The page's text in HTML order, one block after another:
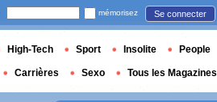
mémorisez Se connecter
High-Tech Sport Insolite People
Carrières Sexo Tous les Magazines